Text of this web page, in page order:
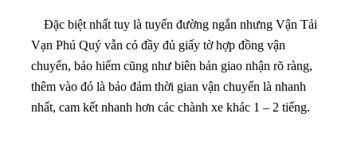
Đặc biệt nhất tuy là tuyến đường ngắn nhưng Vận Tải
Vạn Phú Quý vẫn có đầy đủ giấy tờ hợp đồng vận
chuyển, bảo hiểm cũng như biên bản giao nhận rõ ràng,
thêm vào đó là bảo đảm thời gian vận chuyển là nhanh
nhất, cam kết nhanh hơn các chành xe khác 1 – 2 tiếng.